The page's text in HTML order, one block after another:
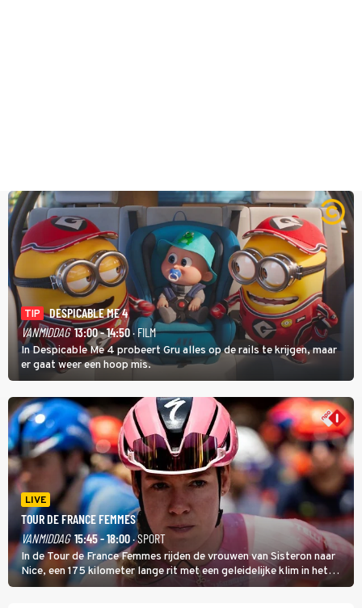
TIP
DESPICABLE ME 4
VANMIDDAG 13:00 - 14:50· FILM
In Despicable Me 4 probeert Gru alles op de rails te krijgen, maar
er gaat weer een hoop mis.
LIVE
TOUR DE FRANCE FEMMES
VANMIDDAG 15:45 - 18:00· SPORT
In de Tour de France Femmes rijden de vrouwen van Sisteron naar
Nice, een 175 kilometer lange rit met een geleidelijke klim in het
midden. Dat is mogelijk niet de zwaarste hindernis, dat is de